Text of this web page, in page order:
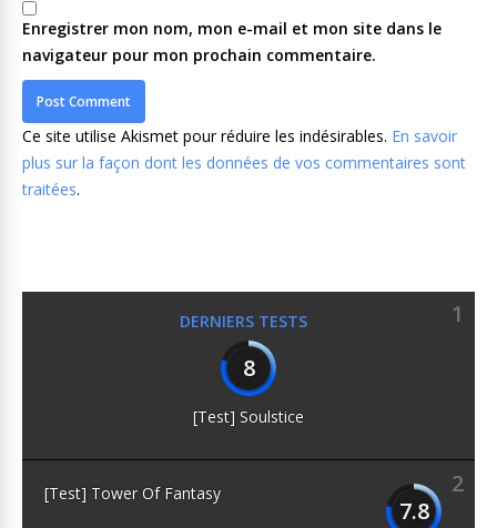
Enregistrer mon nom, mon e-mail et mon site dans le
navigateur pour mon prochain commentaire.
Ce site utilise Akismet pour réduire les indésirables. En savoir
plus sur la façon dont les données de vos commentaires sont
traitées.
DERNIERS TESTS
1
8
[Test] Soulstice
2
7.8
[Test] Tower Of Fantasy